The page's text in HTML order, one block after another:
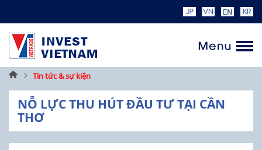
Trang
chủ
Tin tức & sự kiện
NỖ LỰC THU HÚT ĐẦU TƯ TẠI CẦN
THƠ